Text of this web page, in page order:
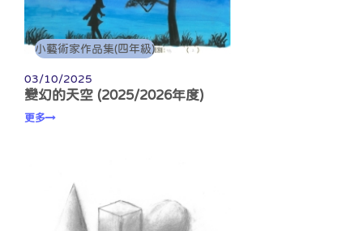
小藝術家作品集(四年級)
03/10/2025
變幻的天空 (2025/2026年度)
更多